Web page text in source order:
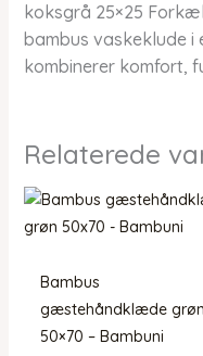
koksgrå 25×25
bambus vaskeklude
kombinerer komfort,
Relaterede
Bambus
gæstehåndklæde grøn
50×70 – Bambuni